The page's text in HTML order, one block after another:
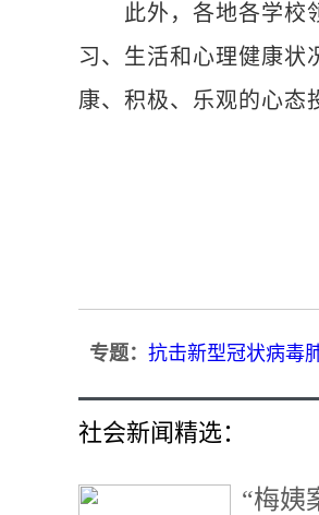
此外，各地各学校领
习、生活和心理健康状
康、积极、乐观的心态
专题： 抗击新型冠状病毒
社会新闻精选：
“梅姨